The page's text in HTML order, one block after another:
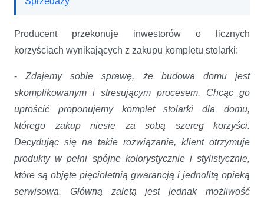
Producent przekonuje inwestorów o licznych
korzyściach wynikających z zakupu kompletu stolarki:
-Zdajemy sobie sprawę, że budowa domu jest
skomplikowanym i stresującym procesem. Chcąc go
uprościć proponujemy komplet stolarki dla domu,
którego zakup niesie za sobą szereg korzyści.
Decydując się na takie rozwiązanie, klient otrzymuje
produkty w pełni spójne kolorystycznie i stylistycznie,
które są objęte pięcioletnią gwarancją i jednolitą opieką
serwisową. Główną zaletą jest jednak możliwość